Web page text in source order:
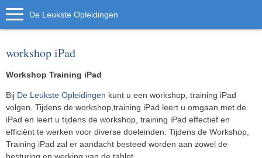
De Leukste Opleidingen
workshop iPad
Workshop Training iPad
Bij De Leukste Opleidingen kunt u een workshop, training iPad
volgen. Tijdens de workshop,training iPad leert u omgaan met de
iPad en leert u tijdens de workshop, training iPad effectief en
efficiënt te werken voor diverse doeleinden. Tijdens de Workshop,
Training iPad zal er aandacht besteed worden aan zowel de